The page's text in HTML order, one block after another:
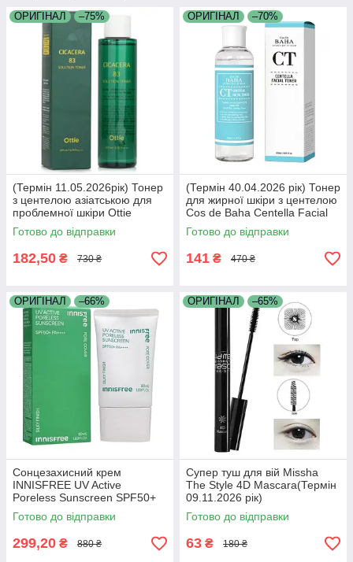
ОРИГІНАЛ –75%
(Термін 11.05.2026рік) Тонер
з центелою азіатською для
проблемної шкіри Ottie
Cicacera 83 Solution Toner
200мл
Готово до відправки
182,50 ₴ 730 ₴
ОРИГІНАЛ –70%
(Термін 40.04.2026 рік) Тонер
для жирної шкіри з центелою
Cos de Baha Centella Facial
Toner 200 мл
Готово до відправки
141 ₴ 470 ₴
ОРИГІНАЛ –66%
Сонцезахисний крем
INNISFREE UV Active
Poreless Sunscreen SPF50+
PA (Термін 22.06.2026 р)
Готово до відправки
299,20 ₴ 880 ₴
ОРИГІНАЛ –65%
Супер туш для вій Missha
The Style 4D Mascara(Термін
09.11.2026 рік)
Готово до відправки
63 ₴ 180 ₴